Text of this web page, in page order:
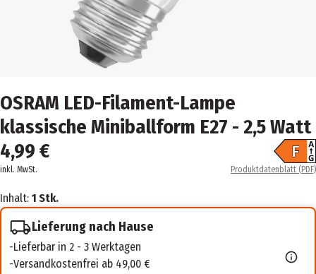
OSRAM LED-Filament-Lampe
klassische Miniballform E27 - 2,5 Watt
4,99 €
inkl. MwSt. Produktdatenblatt (PDF)
Inhalt: 1 Stk.
Lieferung nach Hause
Lieferbar in 2 - 3 Werktagen
Versandkostenfrei ab 49,00 €